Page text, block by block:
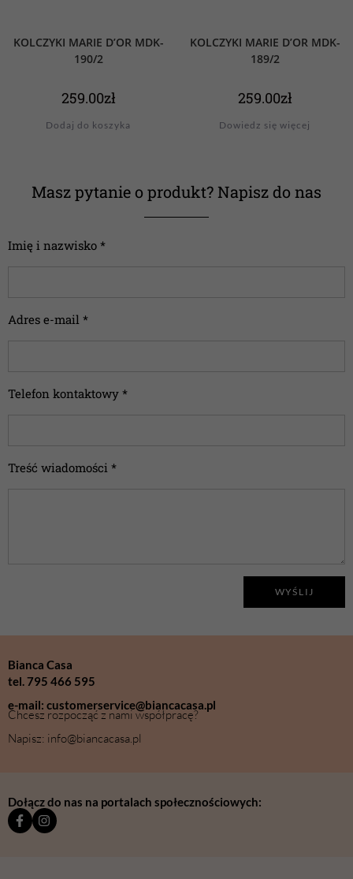
KOLCZYKI MARIE D’OR MDK-
190/2
259.00zł
Dodaj do koszyka
KOLCZYKI MARIE D’OR MDK-
189/2
259.00zł
Dowiedz się więcej
Masz pytanie o produkt? Napisz do nas
Imię i nazwisko *
Adres e-mail *
Telefon kontaktowy *
Treść wiadomości *
WYŚLIJ
Bianca Casa
tel. 795 466 595
e-mail: customerservice@biancacasa.pl
Chcesz rozpocząć z nami współpracę?
Napisz: info@biancacasa.pl
Dołącz do nas na portalach społecznościowych: